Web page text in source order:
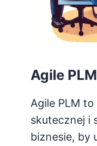
Agile
Agile PLM
skutecznej i
biznesie, by